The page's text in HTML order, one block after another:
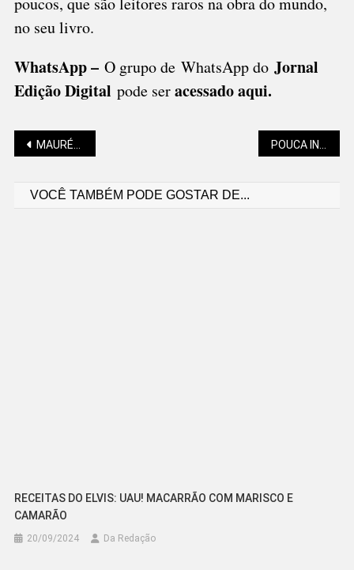
no seu livro.
WhatsApp – O grupo de WhatsApp do Jornal
Edição Digital pode seracessado aqui.
Navegação
MAURÉLIO MACHADO: NEM LEMBRASTES DE MIM!
VOCÊ TAMBÉM PODE GOSTAR DE...
RECEITAS DO ELVIS: UAU! MACARRÃO COM MARISCO E
CAMARÃO
20/09/2024 Da Redação